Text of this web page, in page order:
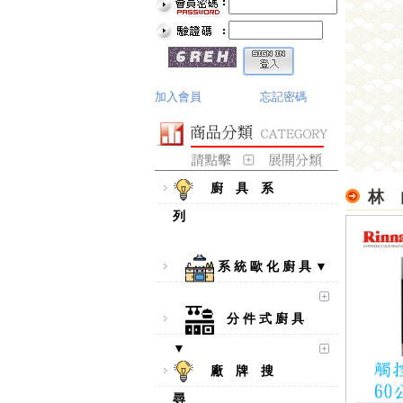
加入會員 忘記密碼
廚 具 系
列
系 統 歐 化 廚 具 ▼
分 件 式 廚 具
▼
廠 牌 搜
尋
林